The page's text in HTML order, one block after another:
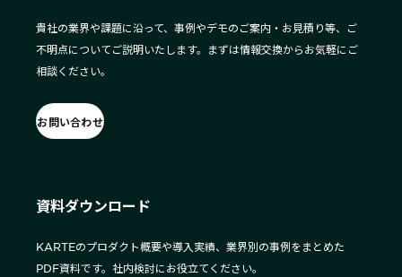
貴社の業界や課題に沿って、事例やデモのご案内・お見積り等、ご
不明点についてご説明いたします。まずは情報交換からお気軽にご
相談ください。
お問い合わせ
資料ダウンロード
KARTEのプロダクト概要や導入実績、業界別の事例をまとめた
PDF資料です。社内検討にお役立てください。